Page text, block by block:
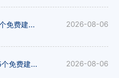
公司没官网等于没门面！15个免费建站平台帮您搭建，构站网企业模板出众 2026-08-06
2026年建站进入AI时代！15个免费建站平台横评，构站网AI建站值得体验 2026-08-06